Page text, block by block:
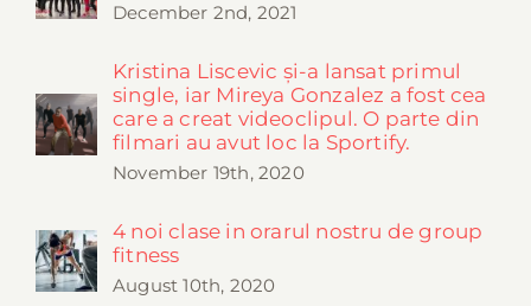
December 2nd, 2021
Kristina Liscevic și-a lansat primul
single, iar Mireya Gonzalez a fost cea
care a creat videoclipul. O parte din
filmari au avut loc la Sportify.
November 19th, 2020
4 noi clase in orarul nostru de group
fitness
August 10th, 2020